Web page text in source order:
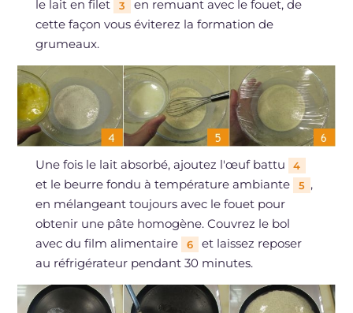
le lait en filet 3
en remuant avec le fouet, de
cette façon vous éviterez la formation de
grumeaux.
Une fois le lait absorbé, ajoutez l'œuf battu 4
et le beurre fondu à température ambiante 5 ,
en mélangeant toujours avec le fouet pour
obtenir une pâte homogène. Couvrez le bol
avec du film alimentaire
6
et laissez reposer
au réfrigérateur pendant 30 minutes.